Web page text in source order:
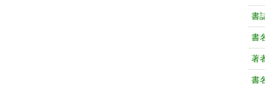
書
書
著
書